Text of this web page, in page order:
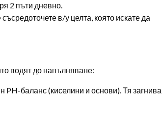
2 пъти дневно.
в/у целта, която искате да
водят до напълняване:
баланс (киселини и основи). Тя загнива